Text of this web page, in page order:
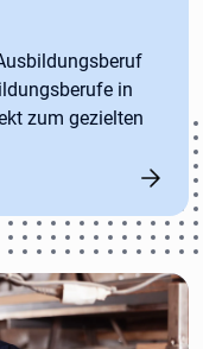
in
zum gezielten